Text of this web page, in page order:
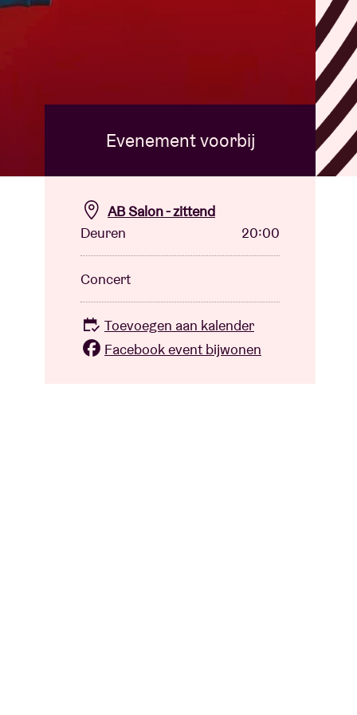
Evenement voorbij
AB Salon - zittend
Deuren
20:00
Concert
Toevoegen aan kalender
Facebook event bijwonen